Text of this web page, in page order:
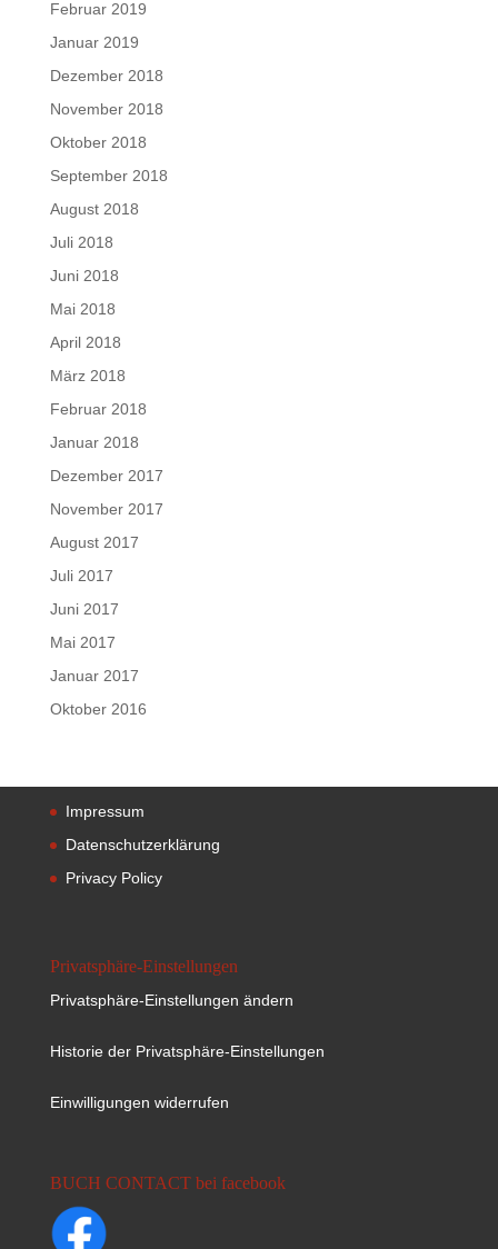
Februar 2019
Januar 2019
Dezember 2018
November 2018
Oktober 2018
September 2018
August 2018
Juli 2018
Juni 2018
Mai 2018
April 2018
März 2018
Februar 2018
Januar 2018
Dezember 2017
November 2017
August 2017
Juli 2017
Juni 2017
Mai 2017
Januar 2017
Oktober 2016
Impressum
Datenschutzerklärung
Privacy Policy
Privatsphäre-Einstellungen
Privatsphäre-Einstellungen ändern
Historie der Privatsphäre-Einstellungen
Einwilligungen widerrufen
BUCH CONTACT bei facebook